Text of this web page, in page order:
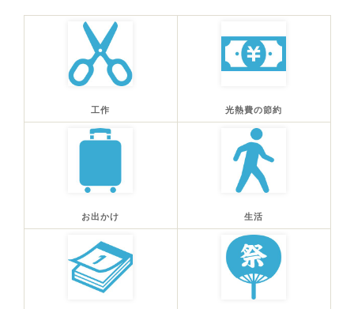
工作 光熱費の節約
お出かけ 生活